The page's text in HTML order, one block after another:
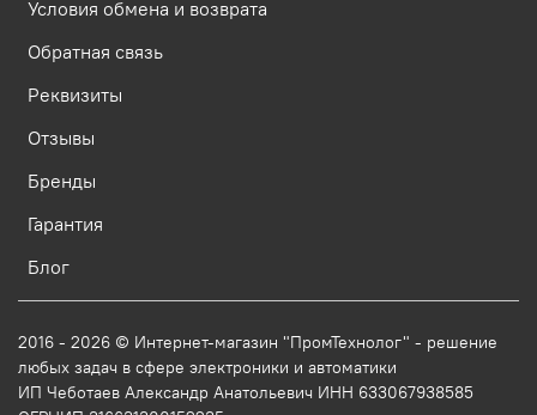
Условия обмена и возврата
Обратная связь
Реквизиты
Отзывы
Бренды
Гарантия
Блог
2016 - 2026 © Интернет-магазин "ПромТехнолог" - решение
любых задач в сфере электроники и автоматики
ИП Чеботаев Александр Анатольевич ИНН 633067938585